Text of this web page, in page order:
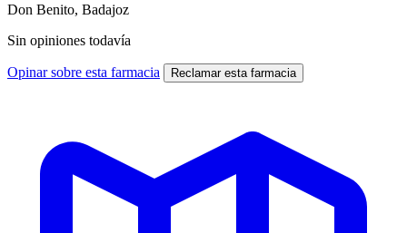
Don Benito, Badajoz
Sin opiniones todavía
Opinar sobre esta farmacia Reclamar esta farmacia